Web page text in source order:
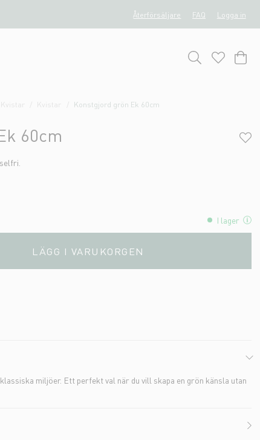
Återförsäljare FAQ Logga in
Kvistar Konstgjord grön Ek 60cm
60cm
I lager
LÄGG I VARUKORGEN
miljöer. Ett perfekt val när du vill skapa en grön känsla utan